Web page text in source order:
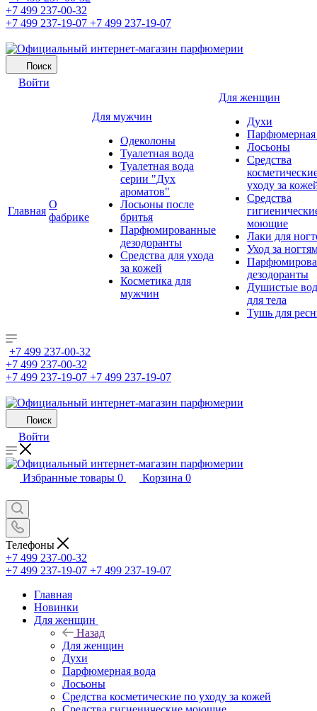
+7 499 237-00-32
+7 499 237-19-07 +7 499 237-19-07
Поиск
Войти
Главная
О
фабрике
Для мужчин
Одеколоны
Туалетная вода
Туалетная вода
серии "Дух
ароматов"
Лосьоны после
бритья
Парфюмированные
дезодоранты
Средства для ухода
за кожей
Косметика для
мужчин
Для женщин
Духи
Парфюмерная
Лосьоны
Средства
уходу за
Средства
моющие
Лаки для
Уход за
дезодоранты
Душистые
для тела
Тушь для
+7 499 237-00-32
+7 499 237-00-32
+7 499 237-19-07 +7 499 237-19-07
Поиск
Войти
Избранные товары 0 Корзина 0
Телефоны
+7 499 237-00-32
+7 499 237-19-07 +7 499 237-19-07
Главная
Новинки
Для женщин
Назад
Для женщин
Духи
Парфюмерная вода
Лосьоны
Средства косметические по уходу за кожей